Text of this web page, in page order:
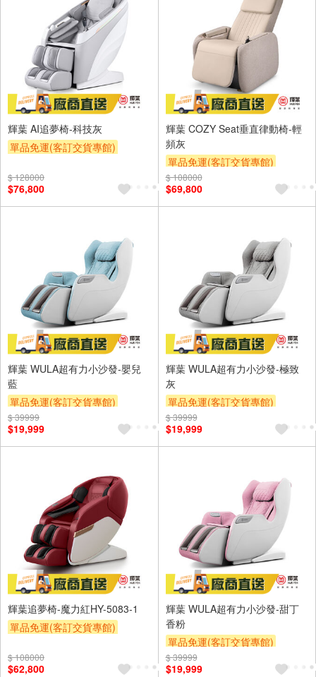
輝葉 AI追夢椅-科技灰
單品免運(客訂交貨專館)
$ 128000
$76,800
輝葉 COZY Seat垂直律動椅-輕
頻灰
單品免運(客訂交貨專館)
$ 108000
$69,800
輝葉 WULA超有力小沙發-嬰兒
藍
單品免運(客訂交貨專館)
$ 39999
$19,999
輝葉 WULA超有力小沙發-極致
灰
單品免運(客訂交貨專館)
$ 39999
$19,999
輝葉追夢椅-魔力紅HY-5083-1
單品免運(客訂交貨專館)
$ 108000
$62,800
輝葉 WULA超有力小沙發-甜丁
香粉
單品免運(客訂交貨專館)
$ 39999
$19,999